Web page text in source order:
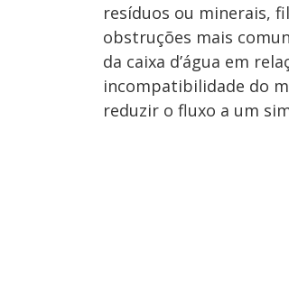
resíduos ou minerais,
obstruções mais
da caixa d’água em
incompatibilidade do
reduzir o fluxo a um